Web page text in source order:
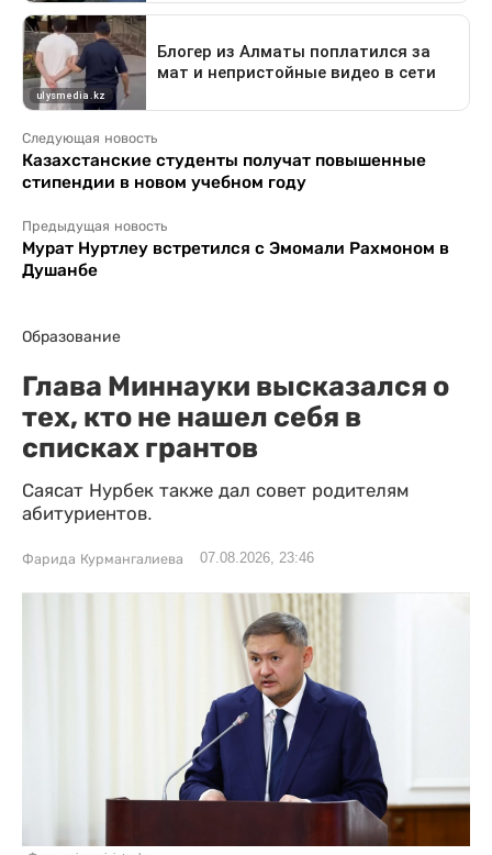
Следующая новость
Казахстанские студенты получат повышенные
стипендии в новом учебном году
Предыдущая новость
Мурат Нуртлеу встретился с Эмомали Рахмоном в
Душанбе
Образование
Глава Миннауки высказался о
тех, кто не нашел себя в
списках грантов
Саясат Нурбек также дал совет родителям
абитуриентов.
Фарида Курмангалиева 07.08.2026, 23:46